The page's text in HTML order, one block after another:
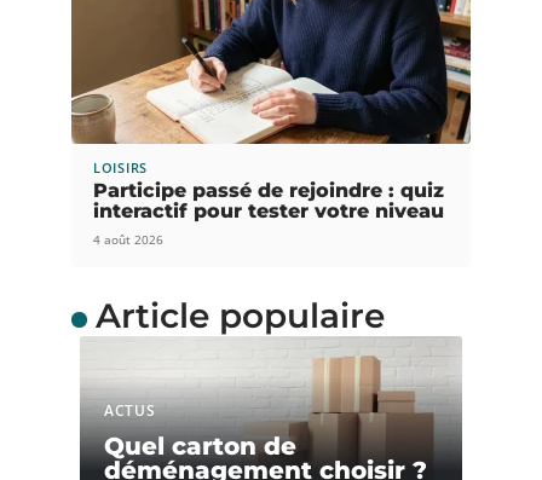
LOISIRS
Participe passé de rejoindre : quiz
interactif pour tester votre niveau
4 août 2026
Article populaire
ACTUS
Quel carton de
déménagement choisir ?